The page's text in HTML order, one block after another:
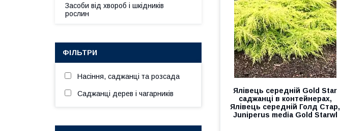
Ялівець середній Gold Star
саджанці в контейнерах,
Ялівець середній Голд Стар,
Juniperus media Gold Starwl
Засоби від хвороб і шкідників
рослин
ФІЛЬТРИ
Насіння, саджанці та розсада
Саджанці дерев і чагарників